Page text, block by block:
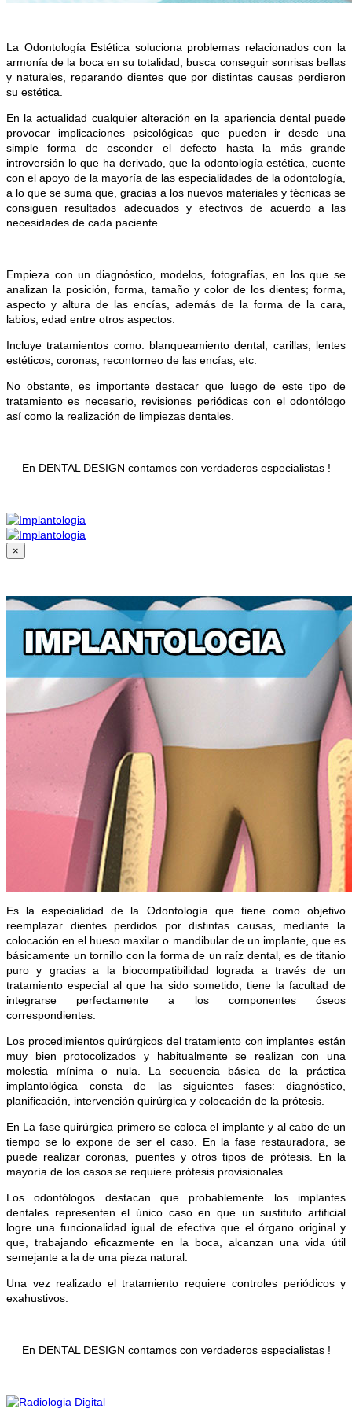
La Odontología Estética soluciona problemas relacionados con la
armonía de la boca en su totalidad, busca conseguir sonrisas bellas
y naturales, reparando dientes que por distintas causas perdieron
su estética.
En la actualidad cualquier alteración en la apariencia dental puede
provocar implicaciones psicológicas que pueden ir desde una
simple forma de esconder el defecto hasta la más grande
introversión lo que ha derivado, que la odontología estética, cuente
con el apoyo de la mayoría de las especialidades de la odontología,
a lo que se suma que, gracias a los nuevos materiales y técnicas se
consiguen resultados adecuados y efectivos de acuerdo a las
necesidades de cada paciente.
Empieza con un diagnóstico, modelos, fotografías, en los que se
analizan la posición, forma, tamaño y color de los dientes; forma,
aspecto y altura de las encías, además de la forma de la cara,
labios, edad entre otros aspectos.
Incluye tratamientos como: blanqueamiento dental, carillas, lentes
estéticos, coronas, recontorneo de las encías, etc.
No obstante, es importante destacar que luego de este tipo de
tratamiento es necesario, revisiones periódicas con el odontólogo
así como la realización de limpiezas dentales.
En DENTAL DESIGN contamos con verdaderos especialistas !
×
Es la especialidad de la Odontología que tiene como objetivo
reemplazar dientes perdidos por distintas causas, mediante la
colocación en el hueso maxilar o mandibular de un implante, que es
básicamente un tornillo con la forma de un raíz dental, es de titanio
puro y gracias a la biocompatibilidad lograda a través de un
tratamiento especial al que ha sido sometido, tiene la facultad de
integrarse perfectamente a los componentes óseos
correspondientes.
Los procedimientos quirúrgicos del tratamiento con implantes están
muy bien protocolizados y habitualmente se realizan con una
molestia mínima o nula. La secuencia básica de la práctica
implantológica consta de las siguientes fases: diagnóstico,
planificación, intervención quirúrgica y colocación de la prótesis.
En La fase quirúrgica primero se coloca el implante y al cabo de un
tiempo se lo expone de ser el caso. En la fase restauradora, se
puede realizar coronas, puentes y otros tipos de prótesis. En la
mayoría de los casos se requiere prótesis provisionales.
Los odontólogos destacan que probablemente los implantes
dentales representen el único caso en que un sustituto artificial
logre una funcionalidad igual de efectiva que el órgano original y
que, trabajando eficazmente en la boca, alcanzan una vida útil
semejante a la de una pieza natural.
Una vez realizado el tratamiento requiere controles periódicos y
exahustivos.
En DENTAL DESIGN contamos con verdaderos especialistas !